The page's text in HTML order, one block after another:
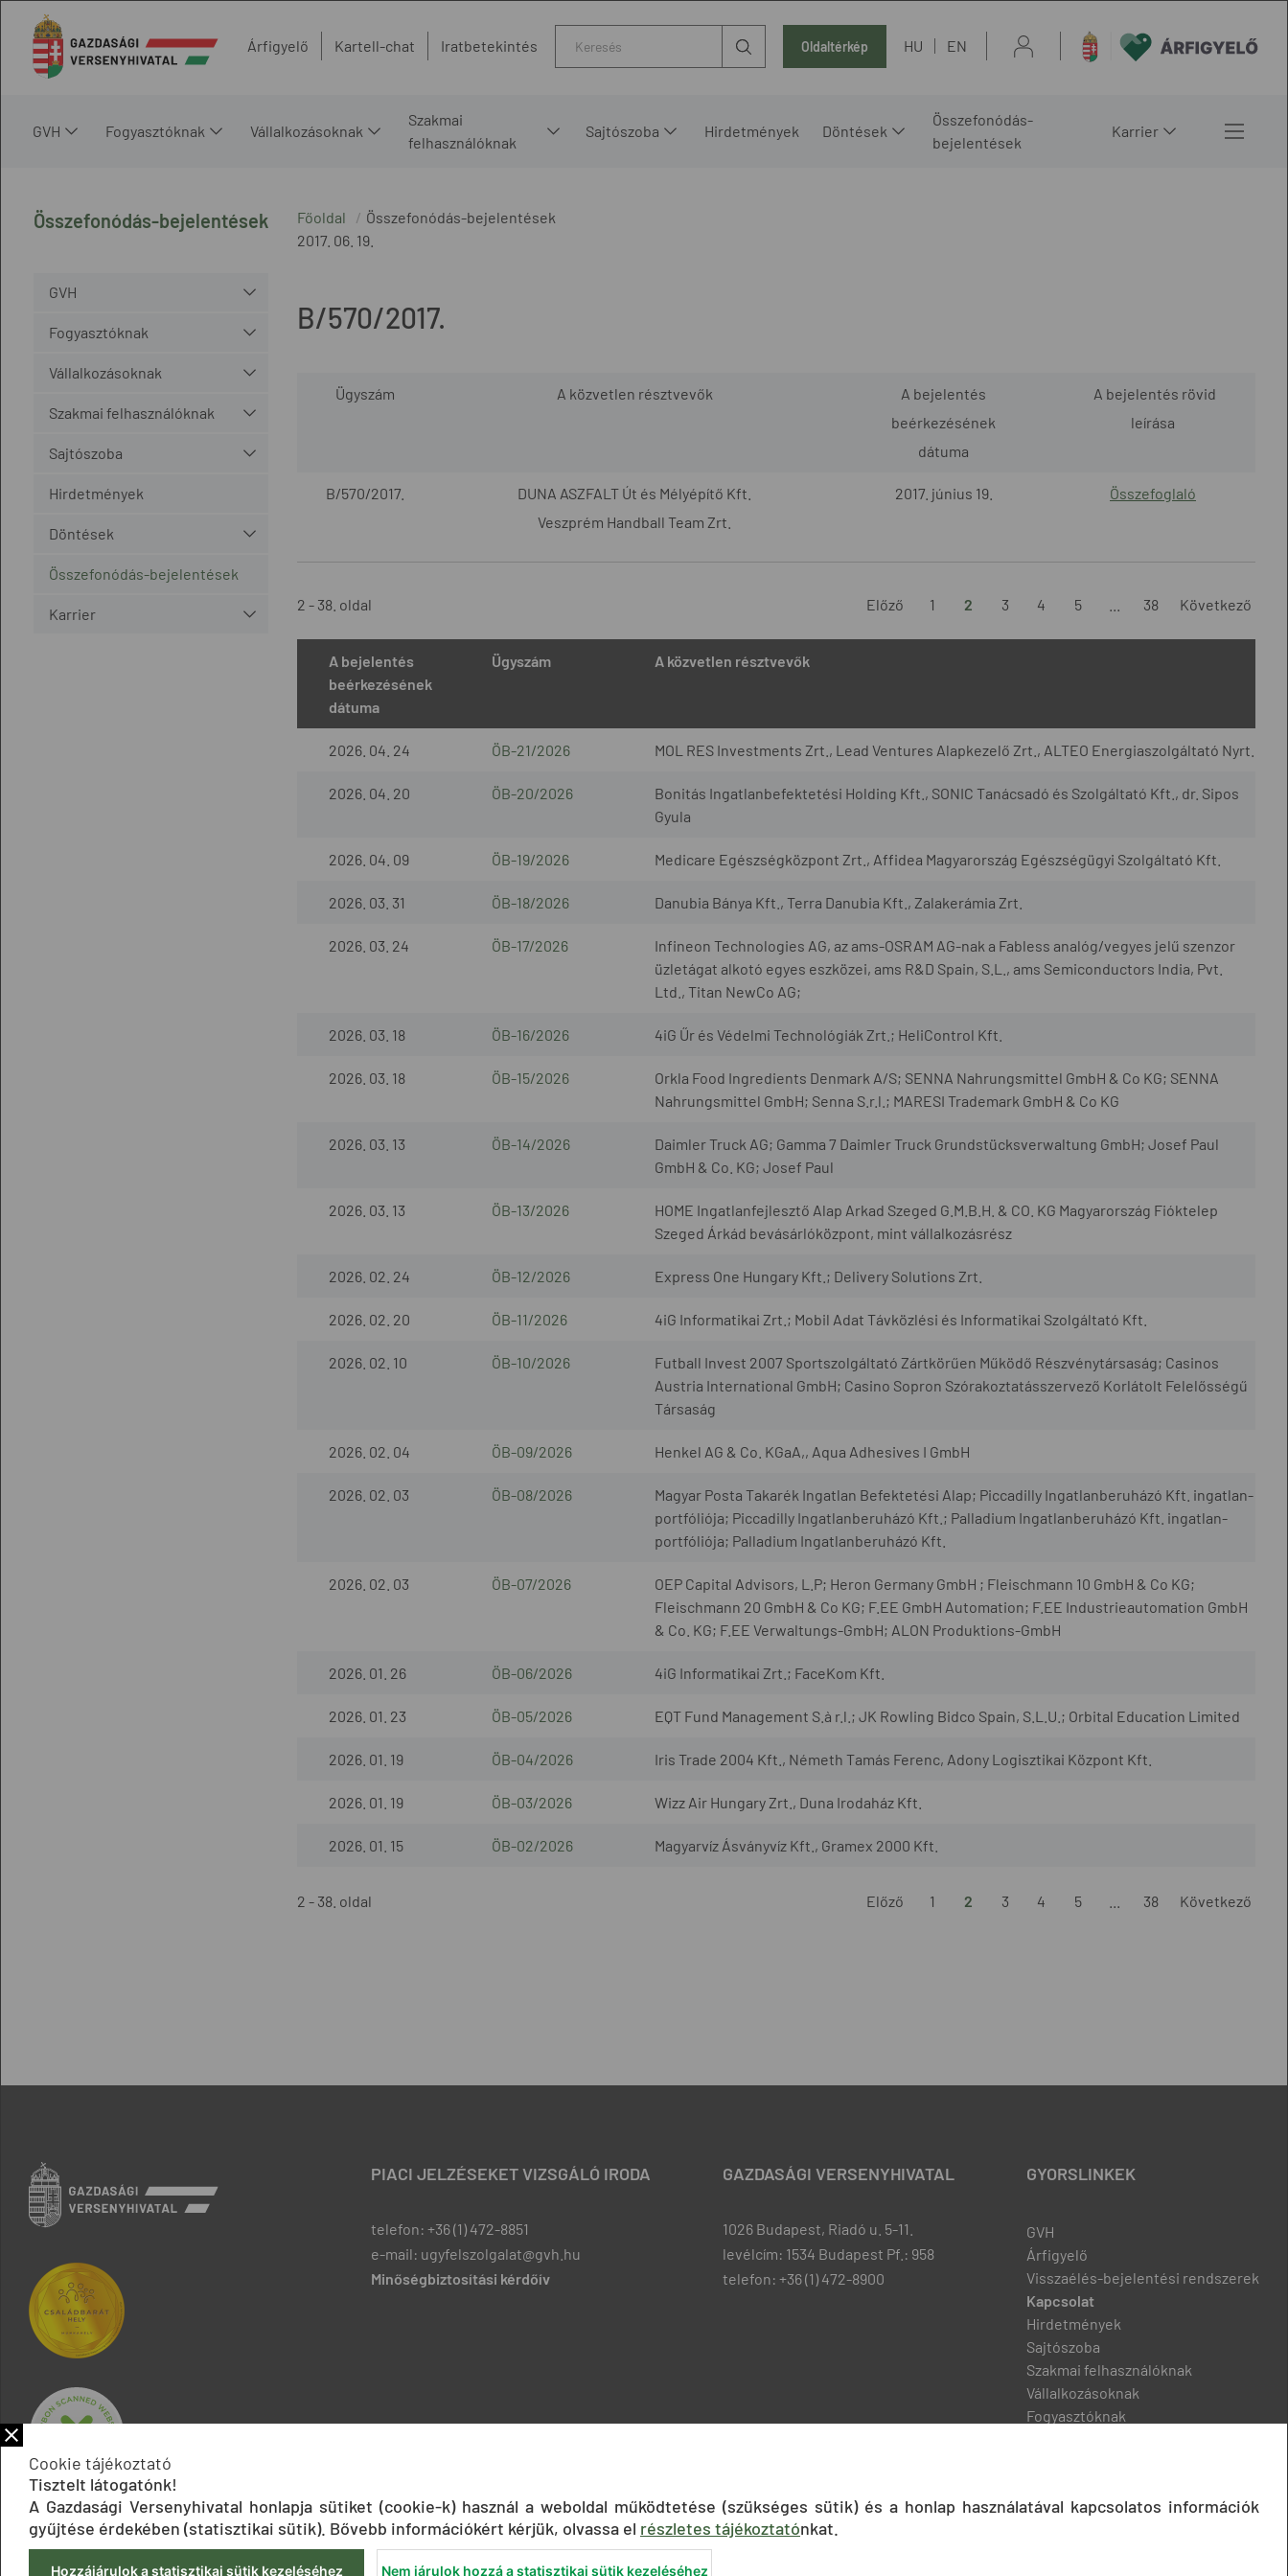
Árfigyelő Kartell-chat Iratbetekintés Oldaltérkép HU EN
GVH Fogyasztóknak Vállalkozásoknak
Szakmai
felhasználóknak
Sajtószoba Hirdetmények Döntések
Összefonódás-
bejelentések
Karrier
Összefonódás-bejelentések
GVH
Fogyasztóknak
Vállalkozásoknak
Szakmai felhasználóknak
Sajtószoba
Hirdetmények
Döntések
Összefonódás-bejelentések
Karrier
Főoldal
Összefonódás-bejelentések
2017. 06. 19.
B/570/2017.
Ügyszám A közvetlen résztvevők
A bejelentés
beérkezésének
dátuma
A bejelentés rövid
leírása
B/570/2017.
DUNA ASZFALT Út és Mélyépítő Kft.
Veszprém Handball Team Zrt.
2017. június 19. Összefoglaló
2 - 38. oldal Előző 1 2 3 4 5 38 Következő
A bejelentés
beérkezésének
dátuma
Ügyszám A közvetlen résztvevők
2026. 04. 24 ÖB-21/2026 MOL RES Investments Zrt., Lead Ventures Alapkezelő Zrt., ALTEO Energiaszolgáltató Nyrt.
2026. 04. 20 ÖB-20/2026
Bonitás Ingatlanbefektetési Holding Kft., SONIC Tanácsadó és Szolgáltató Kft., dr. Sipos
Gyula
2026. 04. 09 ÖB-19/2026 Medicare Egészségközpont Zrt., Affidea Magyarország Egészségügyi Szolgáltató Kft.
2026. 03. 31 ÖB-18/2026 Danubia Bánya Kft., Terra Danubia Kft., Zalakerámia Zrt.
2026. 03. 24 ÖB-17/2026
Infineon Technologies AG, az ams-OSRAM AG-nak a Fabless analóg/vegyes jelű szenzor
üzletágat alkotó egyes eszközei, ams R&D Spain, S.L., ams Semiconductors India, Pvt.
Ltd., Titan NewCo AG;
2026. 03. 18 ÖB-16/2026 4iG Űr és Védelmi Technológiák Zrt.; HeliControl Kft.
2026. 03. 18 ÖB-15/2026
Orkla Food Ingredients Denmark A/S; SENNA Nahrungsmittel GmbH & Co KG; SENNA
Nahrungsmittel GmbH; Senna S.r.l.; MARESI Trademark GmbH & Co KG
2026. 03. 13 ÖB-14/2026
Daimler Truck AG; Gamma 7 Daimler Truck Grundstücksverwaltung GmbH; Josef Paul
GmbH & Co. KG; Josef Paul
2026. 03. 13 ÖB-13/2026
HOME Ingatlanfejlesztő Alap Arkad Szeged G.M.B.H. & CO. KG Magyarország Fióktelep
Szeged Árkád bevásárlóközpont, mint vállalkozásrész
2026. 02. 24 ÖB-12/2026 Express One Hungary Kft.; Delivery Solutions Zrt.
2026. 02. 20 ÖB-11/2026 4iG Informatikai Zrt.; Mobil Adat Távközlési és Informatikai Szolgáltató Kft.
2026. 02. 10 ÖB-10/2026
Futball Invest 2007 Sportszolgáltató Zártkörűen Működő Részvénytársaság; Casinos
Austria International GmbH; Casino Sopron Szórakoztatásszervező Korlátolt Felelősségű
Társaság
2026. 02. 04 ÖB-09/2026 Henkel AG & Co. KGaA,, Aqua Adhesives I GmbH
2026. 02. 03 ÖB-08/2026
Magyar Posta Takarék Ingatlan Befektetési Alap; Piccadilly Ingatlanberuházó Kft. ingatlan-
portfóliója; Piccadilly Ingatlanberuházó Kft.; Palladium Ingatlanberuházó Kft. ingatlan-
portfóliója; Palladium Ingatlanberuházó Kft.
2026. 02. 03 ÖB-07/2026
OEP Capital Advisors, L.P; Heron Germany GmbH ; Fleischmann 10 GmbH & Co KG;
Fleischmann 20 GmbH & Co KG; F.EE GmbH Automation; F.EE Industrieautomation GmbH
& Co. KG; F.EE Verwaltungs-GmbH; ALON Produktions-GmbH
2026. 01. 26 ÖB-06/2026 4iG Informatikai Zrt.; FaceKom Kft.
2026. 01. 23 ÖB-05/2026 EQT Fund Management S.à r.l.; JK Rowling Bidco Spain, S.L.U.; Orbital Education Limited
2026. 01. 19 ÖB-04/2026 Iris Trade 2004 Kft., Németh Tamás Ferenc, Adony Logisztikai Központ Kft.
2026. 01. 19 ÖB-03/2026 Wizz Air Hungary Zrt., Duna Irodaház Kft.
2026. 01. 15 ÖB-02/2026 Magyarvíz Ásványvíz Kft., Gramex 2000 Kft.
2 - 38. oldal Előző 1 2 3 4 5 38 Következő
PIACI JELZÉSEKET VIZSGÁLÓ IRODA
telefon: +36 (1) 472-8851
e-mail: ugyfelszolgalat@gvh.hu
Minőségbiztosítási kérdőív
GAZDASÁGI VERSENYHIVATAL
1026 Budapest, Riadó u. 5-11.
levélcím: 1534 Budapest Pf.: 958
telefon: +36 (1) 472-8900
GYORSLINKEK
GVH
Árfigyelő
Visszaélés-bejelentési rendszerek
Kapcsolat
Hirdetmények
Sajtószoba
Szakmai felhasználóknak
Vállalkozásoknak
Fogyasztóknak
Cookie tájékoztató
Tisztelt látogatónk!
A Gazdasági Versenyhivatal honlapja sütiket (cookie-k) használ a weboldal működtetése (szükséges sütik) és a honlap használatával kapcsolatos információk
gyűjtése érdekében (statisztikai sütik). Bővebb információkért kérjük, olvassa el részletes tájékoztatónkat.
Hozzájárulok a statisztikai sütik kezeléséhez Nem járulok hozzá a statisztikai sütik kezeléséhez